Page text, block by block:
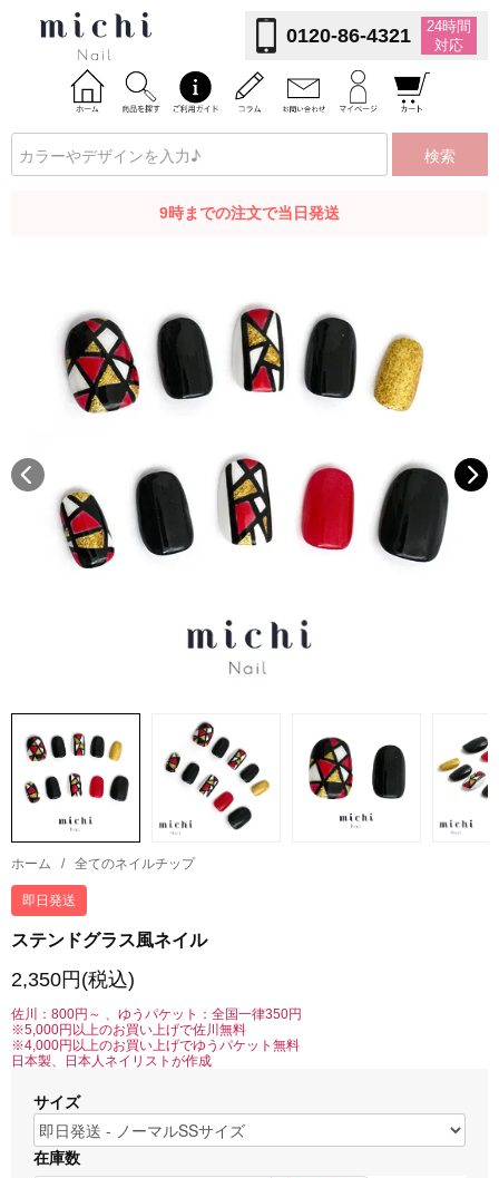
0120-86-4321
24時間
対応
検索
9時までの注文で当日発送
ホーム / 全てのネイルチップ
即日発送
ステンドグラス風ネイル
2,350円(税込)
佐川：800円～ 、ゆうパケット：全国一律350円
※5,000円以上のお買い上げで佐川無料
※4,000円以上のお買い上げでゆうパケット無料
日本製、日本人ネイリストが作成
サイズ
在庫数